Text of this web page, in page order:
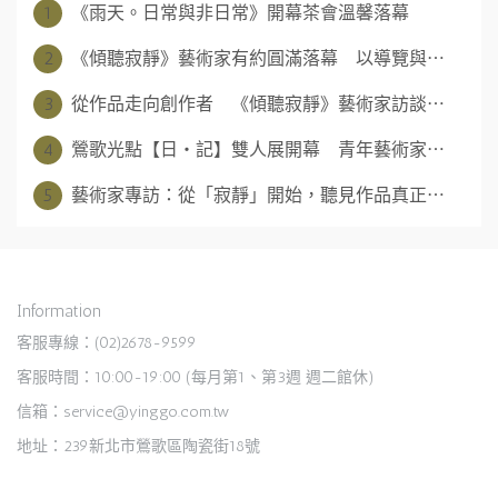
1 《雨天。日常與非日常》開幕茶會溫馨落幕
2 《傾聽寂靜》藝術家有約圓滿落幕 以導覽與⋯
3 從作品走向創作者 《傾聽寂靜》藝術家訪談⋯
4 鶯歌光點【日‧記】雙人展開幕 青年藝術家⋯
5 藝術家專訪：從「寂靜」開始，聽見作品真正⋯
Information
客服專線：(02)2678-9599
客服時間：10:00-19:00 (每月第1、第3週 週二館休)
信箱：service@yinggo.com.tw
地址：239新北市鶯歌區陶瓷街18號